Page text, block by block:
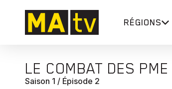
RÉGIONS
LE COMBAT DES PME
Saison 1 / Épisode 2